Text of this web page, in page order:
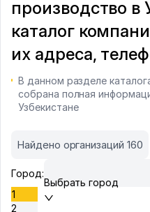
производство в
каталог
их адреса,
В данном разделе
собрана полная
Узбекистане
Найдено организаций 160
Город:
Выбрать город
1
2